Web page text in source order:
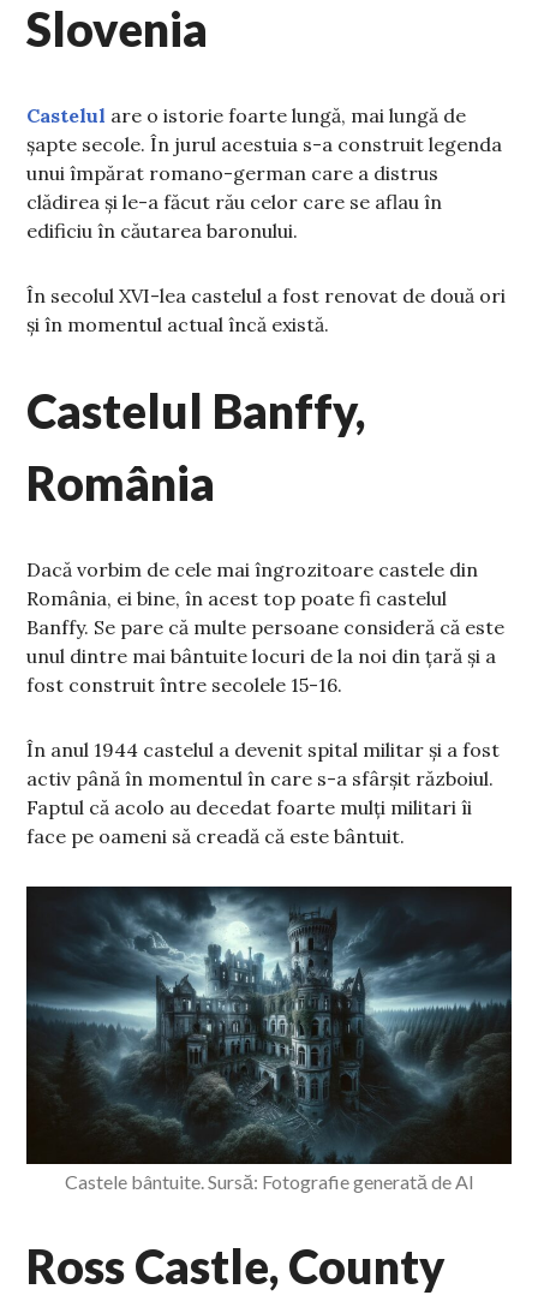
Slovenia
Castelul are o istorie foarte lungă, mai lungă de
șapte secole. În jurul acestuia s-a construit legenda
unui împărat romano-german care a distrus
clădirea și le-a făcut rău celor care se aflau în
edificiu în căutarea baronului.
În secolul XVI-lea castelul a fost renovat de două ori
și în momentul actual încă există.
Castelul Banffy,
România
Dacă vorbim de cele mai îngrozitoare castele din
România, ei bine, în acest top poate fi castelul
Banffy. Se pare că multe persoane consideră că este
unul dintre mai bântuite locuri de la noi din țară și a
fost construit între secolele 15-16.
În anul 1944 castelul a devenit spital militar și a fost
activ până în momentul în care s-a sfârșit războiul.
Faptul că acolo au decedat foarte mulți militari îi
face pe oameni să creadă că este bântuit.
Castele bântuite. Sursă: Fotografie generată de AI
Ross Castle, County